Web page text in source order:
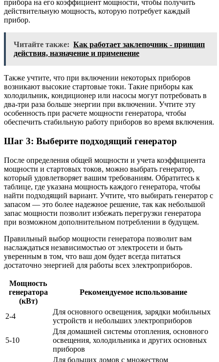
прибора на его коэффициент мощности, чтобы получить
действительную мощность, которую потребует каждый
прибор.
Читайте также: Как работает заклепочник - принцип
действия, назначение и применение
Также учтите, что при включении некоторых приборов
возникают высокие стартовые токи. Такие приборы как
холодильник, кондиционер или насосы могут потребовать в
два-три раза больше энергии при включении. Учтите эту
особенность при расчете мощности генератора, чтобы
обеспечить стабильную работу приборов во время включения.
Шаг 3: Выберите подходящий генератор
После определения общей мощности и учета коэффициента
мощности и стартовых токов, можно выбрать генератор,
который удовлетворяет вашим требованиям. Обратитесь к
таблице, где указана мощность каждого генератора, чтобы
найти подходящий вариант. Учтите, что выбирать генератор с
запасом — это более надежное решение, так как небольшой
запас мощности позволит избежать перегрузки генератора
при возможном дополнительном потреблении в будущем.
Правильный выбор мощности генератора позволит вам
наслаждаться независимостью от электросети и быть
уверенным в том, что ваш дом будет всегда питаться
достаточно энергией для работы всех электроприборов.
Мощность
генератора
(кВт)
Рекомендуемое использование
2-4
Для основного освещения, зарядки мобильных
устройств и небольших электроприборов
5-10
Для домашней системы отопления, основного
освещения, холодильника и других основных
приборов
Для больших домов с множеством